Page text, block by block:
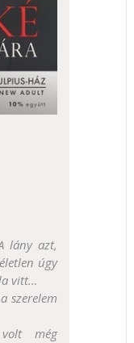
lány azt,
úgy
vitt…
szerelem
még